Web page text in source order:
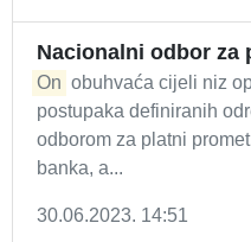
Nacionalni odbor za
On obuhvaća cijeli niz
postupaka definiranih
odborom za platni
banka, a...
30.06.2023. 14:51